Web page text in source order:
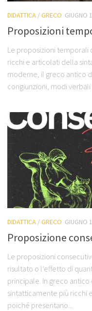
DIDATTICA /GRECO GIUGNO
Proposizioni
Le proposizioni temporali
ricchi e articolati della
moderne, il greco antico
congiunzioni, modi verbali
DIDATTICA /GRECO GIUGNO
Proposizione
Le proposizioni
risultato o l’effetto di
principale. In greco
sintatticamente più ricchi
poiché presentano...